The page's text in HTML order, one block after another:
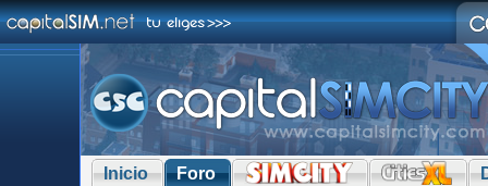
Inicio Foro